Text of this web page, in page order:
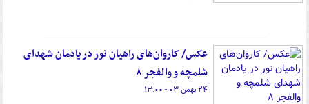
عکس/ کاروان‌های راهیان نور در یادمان شهدای
شلمچه و والفجر ۸
۲۴ بهمن ۰۳ - ۱۳:۰۰